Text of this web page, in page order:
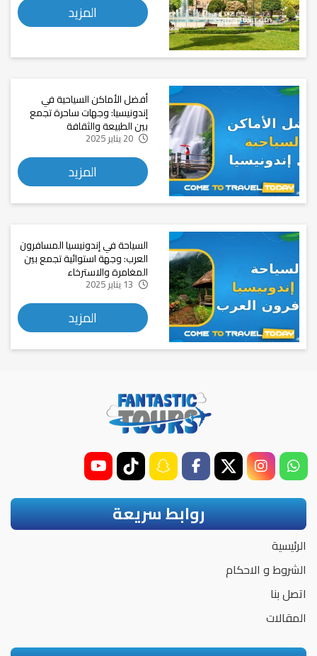
المزيد
أفضل الأماكن السياحية في
إندونيسيا: وجهات ساحرة تجمع
بين الطبيعة والثقافة
المزيد
السياحة في إندونيسيا المسافرون
العرب: وجهة استوائية تجمع بين
المغامرة والاسترخاء
المزيد
روابط سريعة
الرئيسية
الشروط و الاحكام
اتصل بنا
المقالات